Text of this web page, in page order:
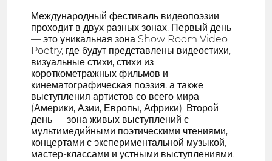
Международный фестиваль видеопоэзии
проходит в двух разных зонах. Первый день
— это уникальная зона Show Room Video
Poetry, где будут представлены видеостихи,
визуальные стихи, стихи из
короткометражных фильмов и
кинематографическая поэзия, а также
выступления артистов со всего мира
(Америки, Азии, Европы, Африки). Второй
день — зона живых выступлений с
мультимедийными поэтическими чтениями,
концертами с экспериментальной музыкой,
мастер-классами и устными выступлениями.